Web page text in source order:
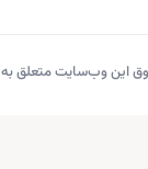
این وب‌سایت متعلق به